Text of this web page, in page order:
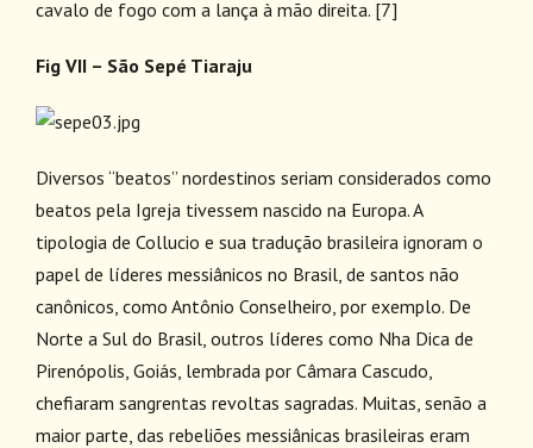
cavalo de fogo com a lança à mão direita. [7]
Fig VII – São Sepé Tiaraju
Diversos “beatos” nordestinos seriam considerados como
beatos pela Igreja tivessem nascido na Europa. A
tipologia de Collucio e sua tradução brasileira ignoram o
papel de líderes messiânicos no Brasil, de santos não
canônicos, como Antônio Conselheiro, por exemplo. De
Norte a Sul do Brasil, outros líderes como Nha Dica de
Pirenópolis, Goiás, lembrada por Câmara Cascudo,
chefiaram sangrentas revoltas sagradas. Muitas, senão a
maior parte, das rebeliões messiânicas brasileiras eram